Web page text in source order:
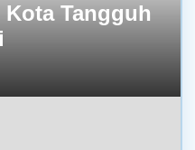
Tangguh